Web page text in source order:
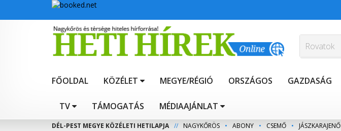
FŐOLDAL KÖZÉLET MEGYE/RÉGIÓ ORSZÁGOS GAZDASÁG
TV TÁMOGATÁS MÉDIAAJÁNLAT
DÉL-PEST MEGYE KÖZÉLETI HETILAPJA // NAGYKŐRÖS • ABONY • CSEMŐ • JÁSZKARAJENŐ